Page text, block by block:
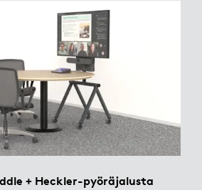
+ Heckler-pyöräjalusta